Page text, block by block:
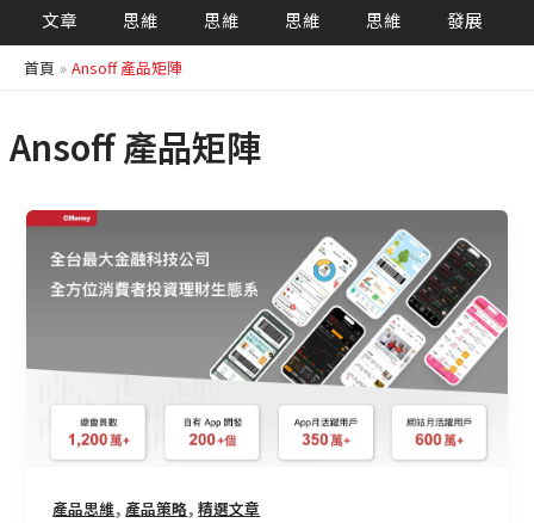
文章 思維 思維 思維 思維 發展
首頁 Ansoff 產品矩陣
Ansoff 產品矩陣
產品思維, 產品策略,精選文章
為
什
麼
力
做